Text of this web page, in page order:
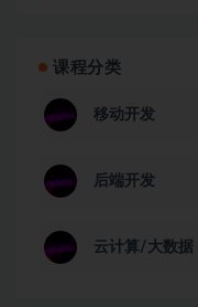
课程分类
移动开发
后端开发
云计算/大数据